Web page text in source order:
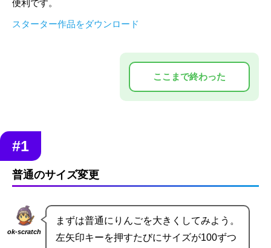
便利です。
スターター作品をダウンロード
#1
普通のサイズ変更
ok-scratch
まずは普通にりんごを大きくしてみよう。
左矢印キーを押すたびにサイズが100ずつ